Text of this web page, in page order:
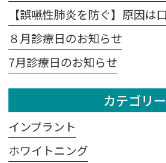
８月診療日のお知らせ
7月診療日のお知らせ
カテゴリー
インプラント
ホワイトニング